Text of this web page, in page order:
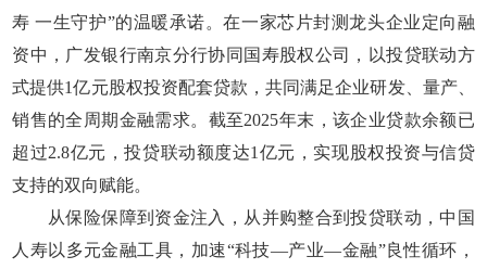
寿 一生守护”的温暖承诺。在一家芯片封测龙头企业定向融
资中，广发银行南京分行协同国寿股权公司，以投贷联动方
式提供1亿元股权投资配套贷款，共同满足企业研发、量产、
销售的全周期金融需求。截至2025年末，该企业贷款余额已
超过2.8亿元，投贷联动额度达1亿元，实现股权投资与信贷
支持的双向赋能。
从保险保障到资金注入，从并购整合到投贷联动，中国
人寿以多元金融工具，加速“科技—产业—金融”良性循环，